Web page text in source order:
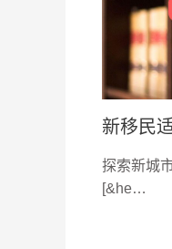
新移民
探索新城
[&he…